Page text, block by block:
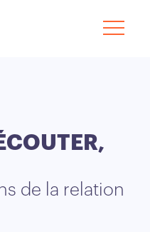
de la relation